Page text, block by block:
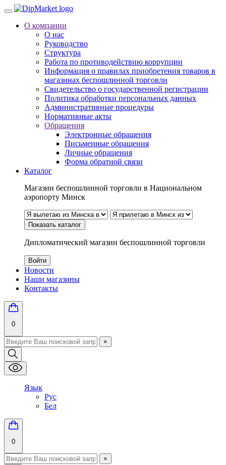
О компании
О нас
Руководство
Структура
Работа по противодействию коррупции
Информация о правилах приобретения товаров в
магазинах беспошлинной торговли
Свидетельство о государственной регистрации
Политика обработки персональных данных
Административные процедуры
Нормативные акты
Обращения
Электронные обращения
Письменные обращения
Личные обращения
Форма обратной связи
Каталог
Магазин беспошлинной торговли в Национальном
аэропорту Минск
Показать каталог
Дипломатический магазин беспошлинной торговли
Войти
Новости
Наши магазины
Контакты
0
×
Язык
Рус
Бел
0
×